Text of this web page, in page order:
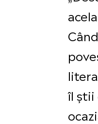
îl știi